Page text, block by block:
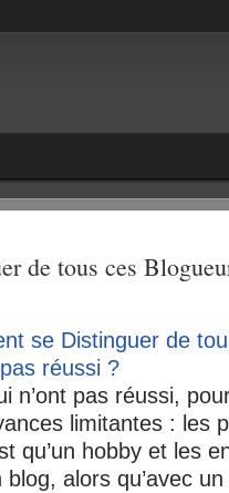
de tous ces
n’ont pas réussi,
limitantes : les
qu’un hobby et les
blog, alors qu’avec